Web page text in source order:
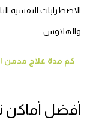
الاضطرابات النفسية
والهلاوس.
كم مدة علاج مدمن
أفضل أماكن